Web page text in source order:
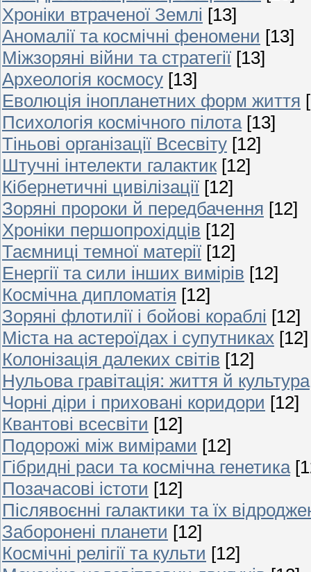
Хроніки втраченої Землі [13]
Аномалії та космічні феномени [13]
Міжзоряні війни та стратегії [13]
Археологія космосу [13]
Еволюція інопланетних форм життя
Психологія космічного пілота [13]
Тіньові організації Всесвіту [12]
Штучні інтелекти галактик [12]
Кібернетичні цивілізації [12]
Зоряні пророки й передбачення [12]
Хроніки першопрохідців [12]
Таємниці темної матерії [12]
Енергії та сили інших вимірів [12]
Космічна дипломатія [12]
Зоряні флотилії і бойові кораблі [12]
Міста на астероїдах і супутниках [12]
Колонізація далеких світів [12]
Нульова гравітація: життя й культура
Чорні діри і приховані коридори [12]
Квантові всесвіти [12]
Подорожі між вимірами [12]
Гібридні раси та космічна генетика
Позачасові істоти [12]
Післявоєнні галактики та їх
Заборонені планети [12]
Космічні релігії та культи [12]